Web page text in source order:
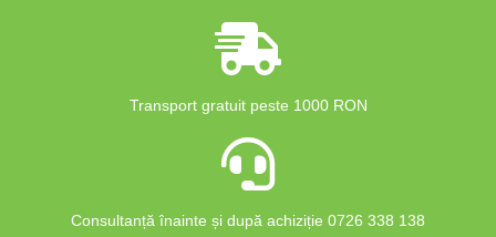
Transport gratuit peste 1000 RON
Consultanță înainte și după achiziție 0726 338 138